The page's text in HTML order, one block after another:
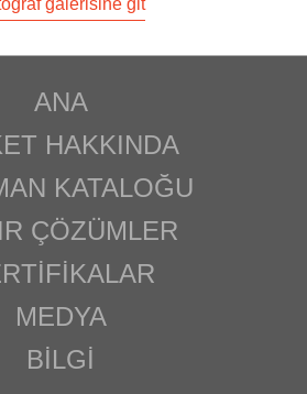
galerisine git
ANA
HAKKINDA
KATALOĞU
ÇÖZÜMLER
MEDYA
BILGI